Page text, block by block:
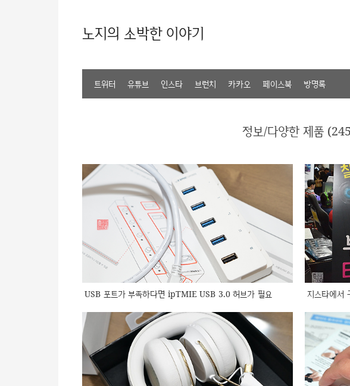
노지의 소박한 이야기
트위터 유튜브 인스타 브런치 카카오 페이스북 방명록
정보/다양한 제품
USB 포트가 부족하다면 ipTMIE USB 3.0 허브가 필요 지스타에서